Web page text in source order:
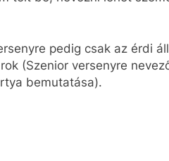
pedig csak az érdi
(Szenior versenyre
bemutatása).